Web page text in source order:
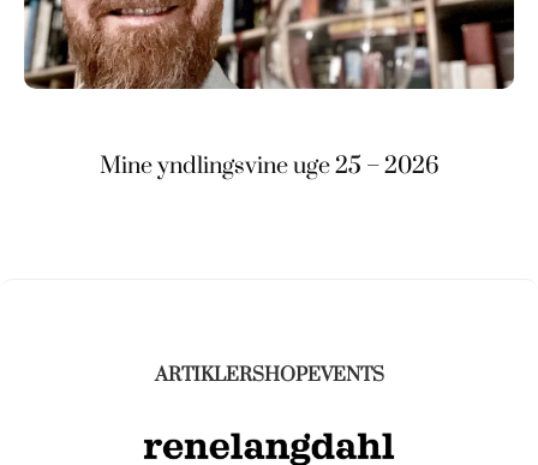
Mine yndlingsvine uge 25 – 2026
ARTIKLERSHOPEVENTS